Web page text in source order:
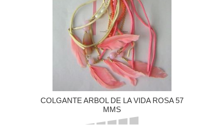
COLGANTE ARBOL DE LA VIDA ROSA 57
MMS